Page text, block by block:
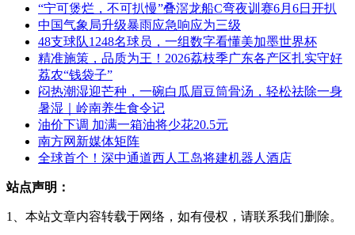
“宁可煲烂，不可扒慢”叠滘龙船C弯夜训赛6月6日开扒
中国气象局升级暴雨应急响应为三级
48支球队1248名球员，一组数字看懂美加墨世界杯
精准施策，品质为王！2026荔枝季广东各产区扎实守好
荔农“钱袋子”
闷热潮湿迎芒种，一碗白瓜眉豆筒骨汤，轻松祛除一身
暑湿｜岭南养生食令记
油价下调 加满一箱油将少花20.5元
南方网新媒体矩阵
全球首个！深中通道西人工岛将建机器人酒店
站点声明：
1、本站文章内容转载于网络，如有侵权，请联系我们删除。